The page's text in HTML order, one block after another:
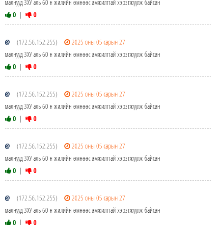
малнууд ЗХУ аль 60 н жилийн өмнөөс амжилттай хэрэгжүүлж байсан
0 | 0
@ (172.56.152.255)
2025 оны 05 сарын 27
малнууд ЗХУ аль 60 н жилийн өмнөөс амжилттай хэрэгжүүлж байсан
0 | 0
@ (172.56.152.255)
2025 оны 05 сарын 27
малнууд ЗХУ аль 60 н жилийн өмнөөс амжилттай хэрэгжүүлж байсан
0 | 0
@ (172.56.152.255)
2025 оны 05 сарын 27
малнууд ЗХУ аль 60 н жилийн өмнөөс амжилттай хэрэгжүүлж байсан
0 | 0
@ (172.56.152.255)
2025 оны 05 сарын 27
малнууд ЗХУ аль 60 н жилийн өмнөөс амжилттай хэрэгжүүлж байсан
0 | 0